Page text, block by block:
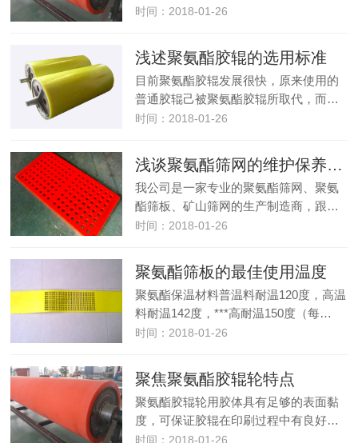
时间：2018-01-26
浅述聚氨酯胶辊的选用标准
目前聚氨酯胶辊发展很快，原来使用的
普通胶辊己被聚氨酯胶辊所取代，而…
时间：2018-01-26
浅谈聚氨酯筛网的维护保养知识
我公司是一家专业的聚氨酯筛网、聚氨
酯筛板、矿山筛网的生产制造商，跟…
时间：2018-01-26
聚氨酯筛板的最佳使用温度
聚氨酯保温材料普温料耐温120度，高温
料耐温142度，***高耐温150度（每…
时间：2018-01-26
聚焦聚氨酯胶辊轮特点
聚氨酯胶辊轮用胶体具有足够的表面黏
度，可保证胶辊在印刷过程中有良好…
时间：2018-01-26